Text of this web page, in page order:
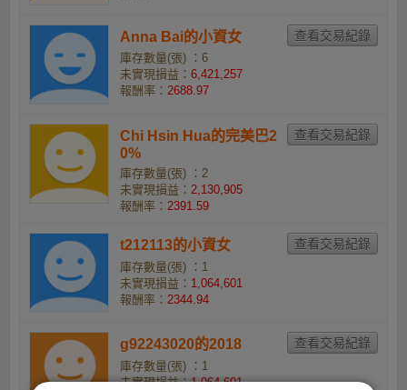
Anna Bai的小資女
庫存數量(張) ：6
未實現損益： 6,421,257
報酬率： 2688.97
Chi Hsin Hua的完美巴2
0%
庫存數量(張) ：2
未實現損益： 2,130,905
報酬率： 2391.59
t212113的小資女
庫存數量(張) ：1
未實現損益： 1,064,601
報酬率： 2344.94
g92243020的2018
庫存數量(張) ：1
未實現損益：1,064,601